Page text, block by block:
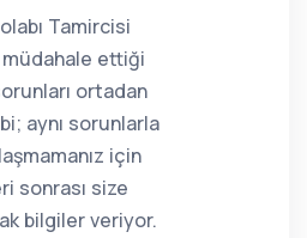
Tamircisi
müdahale ettiği
ortadan
aynı sorunlarla
için
sonrası size
bilgiler veriyor.